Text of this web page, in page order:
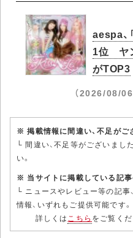
aespa、
1位 ヤ
がTOP3
（2026/08/06
※ 掲載情報に間違い、不足がご
└ 間違い、不足等がございました
い。
※ 当サイトに掲載している記事
└ ニュースやレビュー等の記事
情報、いずれもご提供可能です。
詳しくはこちら をご覧くだ